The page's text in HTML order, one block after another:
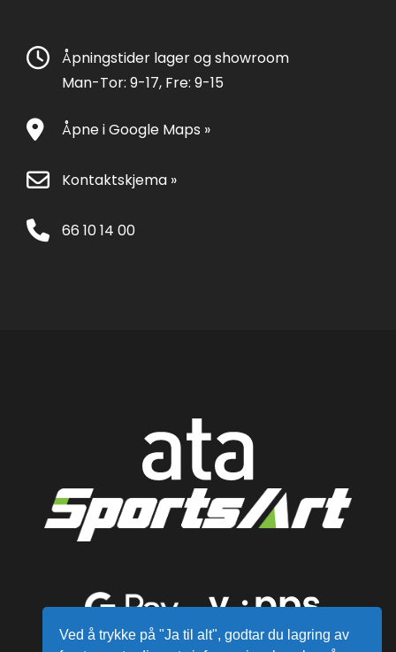
Åpningstider lager og showroom
Man-Tor: 9-17, Fre: 9-15
Åpne i Google Maps »
Kontaktskjema »
66 10 14 00
Ved å trykke på "Ja til alt", godtar du lagring av